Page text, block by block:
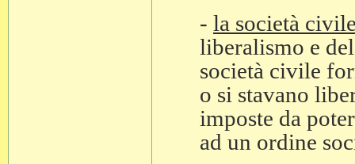
- la società
liberalismo e
società civile
o si stavano
imposte da
ad un ordine